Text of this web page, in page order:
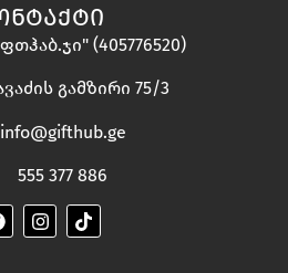
(405776520)
გამზირი 75/3
info@gifthub.ge
555 377 886